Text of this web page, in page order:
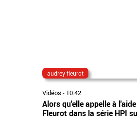
audrey fleurot
Vidéos - 10:42
Alors qu'elle appelle à
Fleurot dans la série HPI